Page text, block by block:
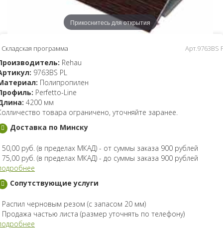
Прикоснитесь для открытия
Складская программа Арт.9763BS
Rehau
9763BS PL
Полипропилен
Perfetto-Line
4200 мм
товара ограничено, уточняйте заранее.
Доставка по Минску
50,00 руб. (в пределах МКАД) - от суммы заказа 900 рублей
75,00 руб. (в пределах МКАД) - до суммы заказа 900 рублей
Сопутствующие услуги
Распил черновым резом (с запасом 20 мм)
Продажа частью листа (размер уточнять по телефону)